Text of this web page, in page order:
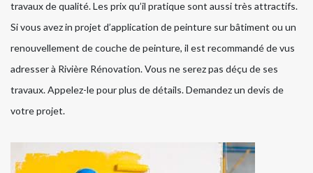
travaux de qualité. Les prix qu’il pratique sont aussi très attractifs.
Si vous avez in projet d’application de peinture sur bâtiment ou un
renouvellement de couche de peinture, il est recommandé de vus
adresser à Rivière Rénovation. Vous ne serez pas déçu de ses
travaux. Appelez-le pour plus de détails. Demandez un devis de
votre projet.